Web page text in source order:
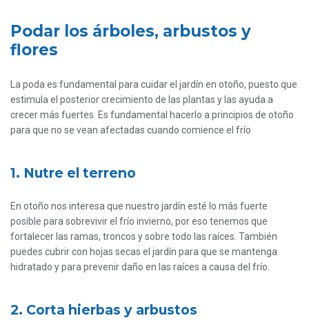
Podar los árboles, arbustos y
flores
La poda es fundamental para cuidar el jardín en otoño, puesto que
estimula el posterior crecimiento de las plantas y las ayuda a
crecer más fuertes. Es fundamental hacerlo a principios de otoño
para que no se vean afectadas cuando comience el frío
1. Nutre el terreno
En otoño nos interesa que nuestro jardín esté lo más fuerte
posible para sobrevivir el frío invierno, por eso tenemos que
fortalecer las ramas, troncos y sobre todo las raíces. También
puedes cubrir con hojas secas el jardín para que se mantenga
hidratado y para prevenir daño en las raíces a causa del frío.
2. Corta hierbas y arbustos